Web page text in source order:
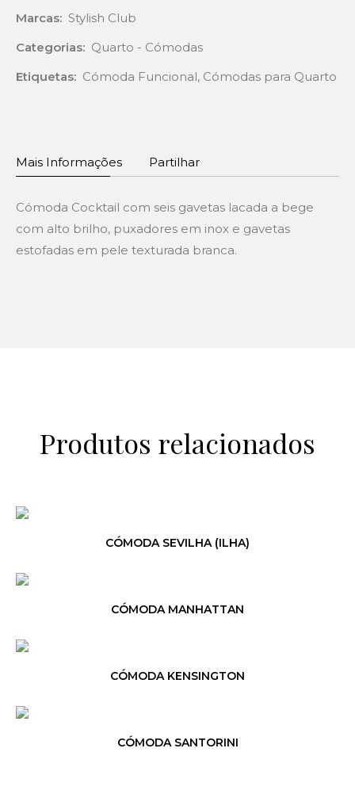
Marcas: Stylish Club
Categorias: Quarto - Cómodas
Etiquetas: Cómoda Funcional, Cómodas para Quarto
Mais Informações Partilhar
Cómoda Cocktail com seis gavetas lacada a bege
com alto brilho, puxadores em inox e gavetas
estofadas em pele texturada branca.
Produtos relacionados
CÓMODA SEVILHA (ILHA)
CÓMODA MANHATTAN
CÓMODA KENSINGTON
CÓMODA SANTORINI